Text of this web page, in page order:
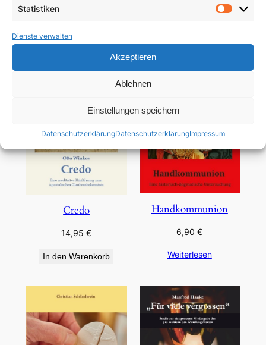
Statistiken
Dienste verwalten
Akzeptieren
Ablehnen
Einstellungen speichern
DatenschutzerklärungDatenschutzerklärungImpressum
In den Warenkorb In den Warenkorb
Credo
14,95€
In den Warenkorb
Handkommunion
6,90€
Weiterlesen